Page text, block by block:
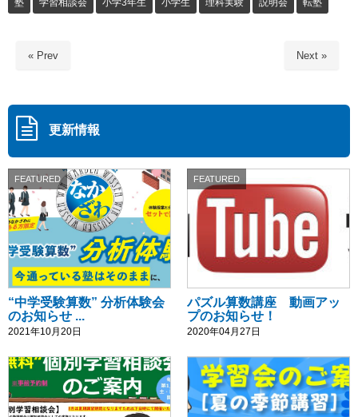
« Prev Next »
更新情報
FEATURED
“中学受験算数” 分析体験会
のお知らせ ...
2021年10月20日
FEATURED
パズル算数講座 動画アッ
プのお知らせ！
2020年04月27日